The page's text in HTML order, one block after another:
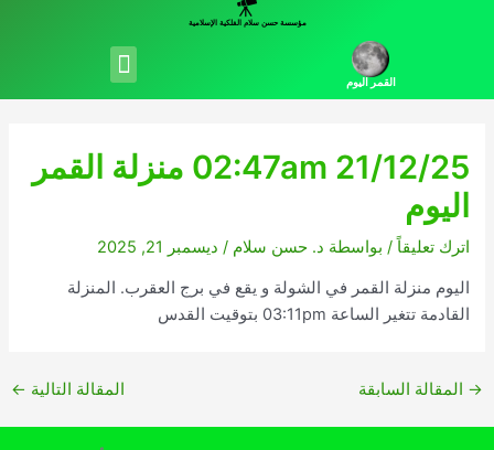
مؤسسة حسن سلام الفلكية الإسلامية
القمر اليوم
Menu
02:47am 21/12/25 منزلة القمر
اليوم
اترك تعليقاً / بواسطة د. حسن سلام/ ديسمبر 21, 2025
اليوم منزلة القمر في الشولة و يقع في برج العقرب. المنزلة
القادمة تتغير الساعة 03:11pm بتوقيت القدس
→ المقالة السابقة المقالة التالية ←